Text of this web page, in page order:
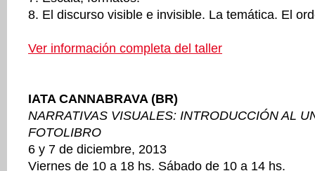
8. El discurso visible e invisible. La temática. El
Ver información completa del taller
IATA CANNABRAVA (BR)
NARRATIVAS VISUALES: INTRODUCCIÓN AL
FOTOLIBRO
6 y 7 de diciembre, 2013
Viernes de 10 a 18 hs. Sábado de 10 a 14 hs.